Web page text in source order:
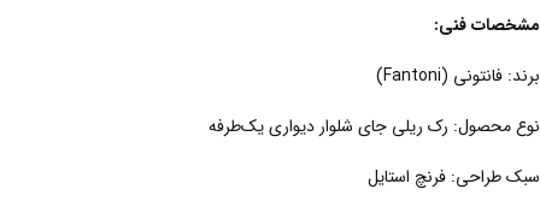
مشخصات فنی:
برند: فانتونی (Fantoni)
نوع محصول: رک ریلی جای شلوار دیواری یک‌طرفه
سبک طراحی: فرنچ استایل